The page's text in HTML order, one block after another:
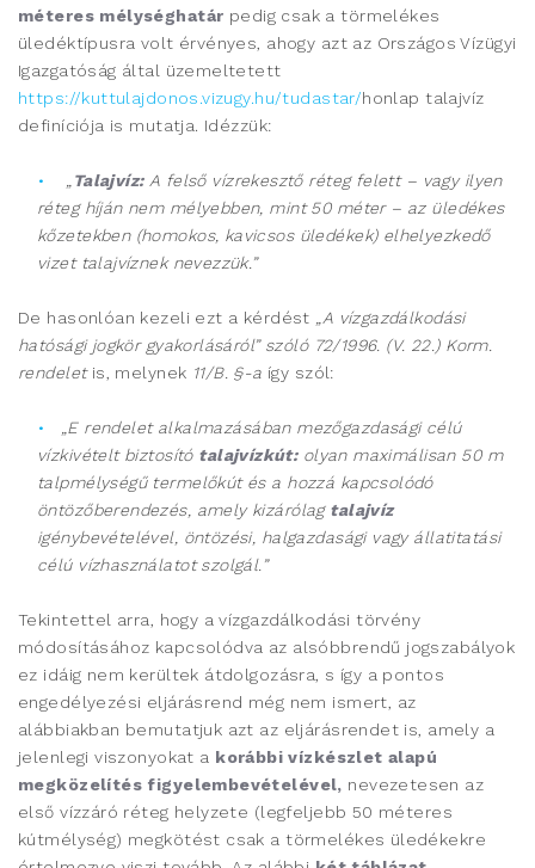
méteres mélységhatár pedig csak a törmelékes
üledéktípusra volt érvényes, ahogy azt az Országos Vízügyi
Igazgatóság által üzemeltetett
https://kuttulajdonos.vizugy.hu/tudastar/honlap talajvíz
definíciója is mutatja. Idézzük:
Talajvíz:A felső vízrekesztő réteg felett – vagy ilyen
réteg híján nem mélyebben, mint 50 méter – az üledékes
kőzetekben (homokos, kavicsos üledékek) elhelyezkedő
vizet talajvíznek nevezzük.”
De hasonlóan kezeli ezt a kérdést
„A vízgazdálkodási
hatósági jogkör gyakorlásáról” szóló 72/1996. (V. 22.) Korm.
rendeletis, melynek 11/B. §-a így szól:
„E rendelet alkalmazásában mezőgazdasági célú
vízkivételt biztosító talajvízkút:olyan maximálisan 50 m
talpmélységű termelőkút és a hozzá kapcsolódó
öntözőberendezés, amely kizárólag talajvíz
igénybevételével, öntözési, halgazdasági vagy állatitatási
célú vízhasználatot szolgál.”
Tekintettel arra, hogy a vízgazdálkodási törvény
módosításához kapcsolódva az alsóbbrendű jogszabályok
ez idáig nem kerültek átdolgozásra, s így a pontos
engedélyezési eljárásrend még nem ismert, az
alábbiakban bemutatjuk azt az eljárásrendet is, amely a
jelenlegi viszonyokat a korábbi vízkészlet alapú
megközelítés figyelembevételével, nevezetesen az
első vízzáró réteg helyzete (legfeljebb 50 méteres
kútmélység) megkötést csak a törmelékes üledékekre